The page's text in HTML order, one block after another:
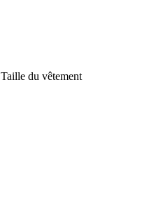
Taille du vêtement